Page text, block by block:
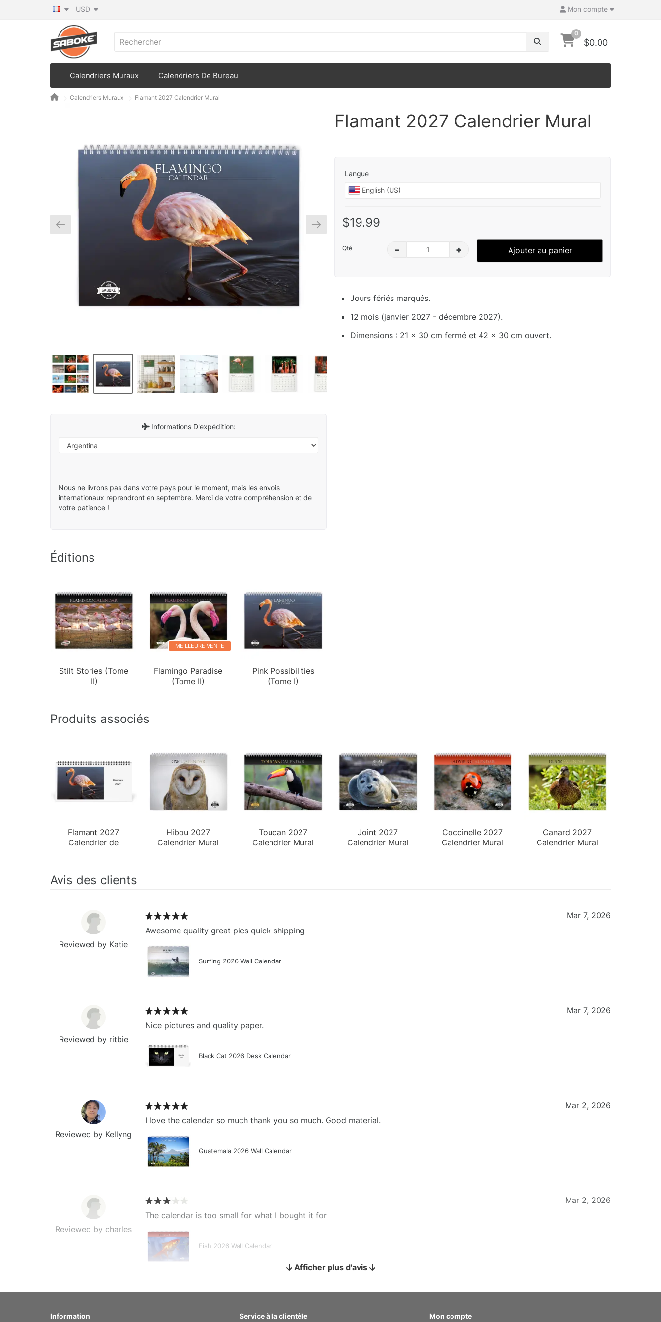
Mon compte
USD
0
$0.00
Calendriers Muraux Calendriers De Bureau
Calendriers Muraux Flamant 2027 Calendrier Mural
Informations D'expédition:
Nous ne livrons pas dans votre pays pour le moment, mais les envois
internationaux reprendront en septembre. Merci de votre compréhension et de
votre patience !
Flamant 2027 Calendrier Mural
Langue
$19.99
Qté – + Ajouter au panier
Jours fériés marqués.
12 mois (janvier 2027 - décembre 2027).
Dimensions : 21 x 30 cm fermé et 42 x 30 cm ouvert.
Éditions
Stilt Stories (Tome
III)
MEILLEURE VENTE
Flamingo Paradise
(Tome II)
Pink Possibilities
(Tome I)
Produits associés
Flamant 2027
Calendrier de
Hibou 2027
Calendrier Mural
Toucan 2027
Calendrier Mural
Joint 2027
Calendrier Mural
Coccinelle 2027
Calendrier Mural
Canard 2027
Calendrier Mural
Avis des clients
Reviewed by Katie
Awesome quality great pics quick shipping
Surfing 2026 Wall Calendar
Mar 7, 2026
Reviewed by ritbie
Nice pictures and quality paper.
Black Cat 2026 Desk Calendar
Mar 7, 2026
Reviewed by Kellyng
I love the calendar so much thank you so much. Good material.
Guatemala 2026 Wall Calendar
Mar 2, 2026
Reviewed by charles
The calendar is too small for what I bought it for
Fish 2026 Wall Calendar
Mar 2, 2026
Feb 20, 2026
Afficher plus d'avis
Information Service à la clientèle Mon compte